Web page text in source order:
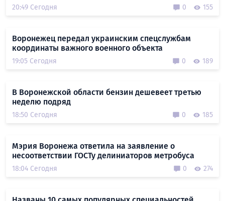
20:49 Сегодня 0 155
Воронежец передал украинским спецслужбам
координаты важного военного объекта
19:05 Сегодня 0 189
В Воронежской области бензин дешевеет третью
неделю подряд
18:50 Сегодня 0 185
Мэрия Воронежа ответила на заявление о
несоответствии ГОСТу делиниаторов метробуса
18:04 Сегодня 0 274